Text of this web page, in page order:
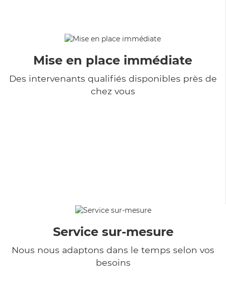
Mise en place immédiate
Des intervenants qualifiés disponibles près de
chez vous
Service sur-mesure
Nous nous adaptons dans le temps selon vos
besoins